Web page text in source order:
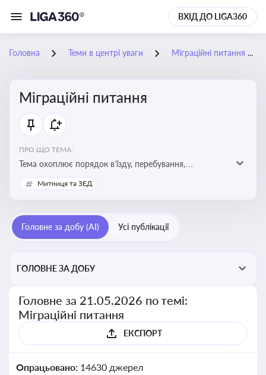
ВХІД ДО LIGA360
Головна Теми в центрі уваги Міграційні питання
Міграційні питання
ПРО ЩО ТЕМА:
Тема охоплює порядок в’їзду, перебування,
працевлаштування іноземців, а також набуття або
втрату громадянства України
Митниця та ЗЕД
Головне за добу (AI) Усі публікації
ГОЛОВНЕ ЗА ДОБУ
Головне за 21.05.2026 по темі:
Міграційні питання
ЕКСПОРТ
Опрацьовано: 14630 джерел